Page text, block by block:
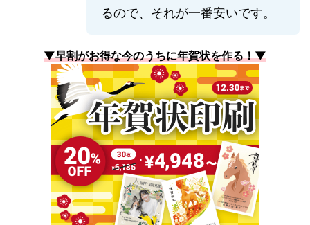
るので、それが一番安いです。
▼早割がお得な今のうちに年賀状を作る！▼